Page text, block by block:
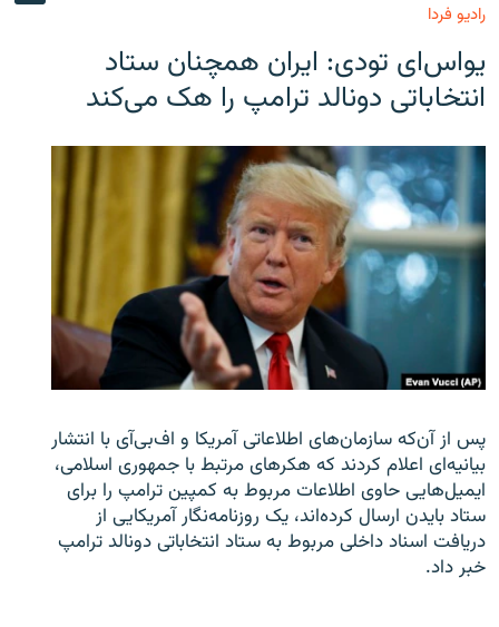
رادیو فردا
یو‌اس‌ای تودی: ایران همچنان ستاد
انتخاباتی دونالد ترامپ را هک می‌کند
پس از آن‌که سازمان‌های اطلاعاتی آمریکا و اف‌بی‌آی با انتشار
بیانیه‌ای اعلام کردند که هکرهای مرتبط با جمهوری اسلامی،
ایمیل‌هایی حاوی اطلاعات مربوط به کمپین ترامپ را برای
ستاد بایدن ارسال کرده‌اند، یک روزنامه‌نگار آمریکایی از
دریافت اسناد داخلی مربوط به ستاد انتخاباتی دونالد ترامپ
خبر داد.